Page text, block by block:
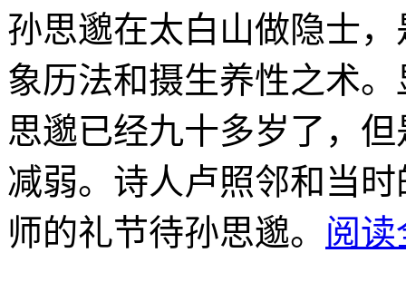
孙思邈在太白山做隐士
象历法和摄生养性之术
思邈已经九十多岁了，
减弱。诗人卢照邻和当
师的礼节待孙思邈。 阅